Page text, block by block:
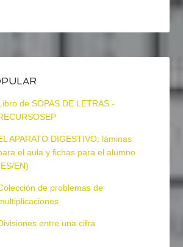
de SOPAS DE LETRAS -
APARATO DIGESTIVO: láminas
el aula y fichas para el alumno
EN)
de problemas de
entre una cifra